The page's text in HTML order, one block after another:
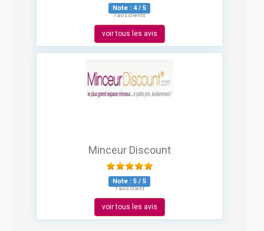
Note : 4/ 5
7 avis clients
voir tous les avis
Minceur Discount
Note : 5 / 5
1 avis client
voir tous les avis